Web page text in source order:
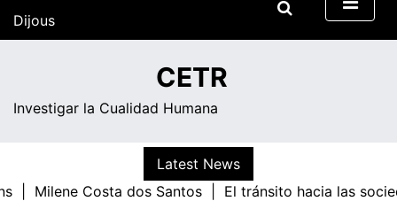
Dijous
CETR
Investigar la Cualidad Humana
Latest News
|
Milene Costa dos Santos | El tránsito hacia las